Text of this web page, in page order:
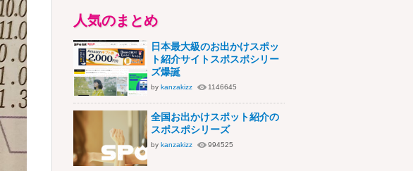
人気のまとめ
日本最大級のお出かけスポッ
ト紹介サイトスポスポシリー
ズ爆誕
by kanzakizz 1146645
全国お出かけスポット紹介の
スポスポシリーズ
by kanzakizz 994525